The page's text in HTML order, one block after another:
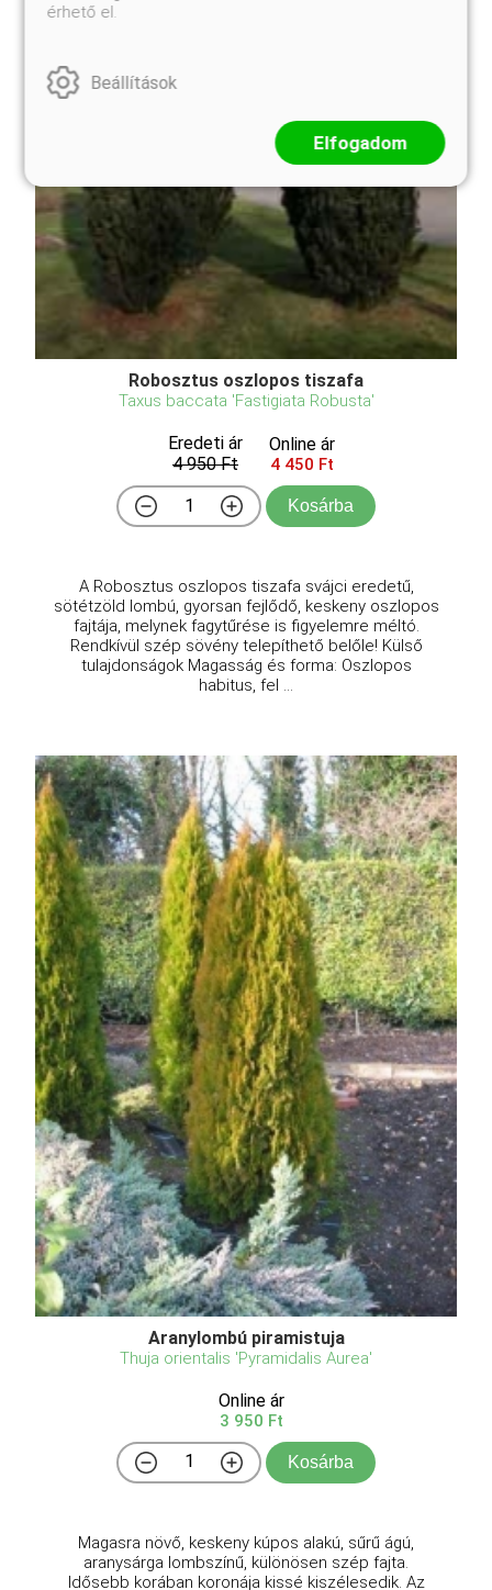
Robosztus oszlopos tiszafa
Taxus baccata 'Fastigiata Robusta'
Eredeti ár
4 950 Ft
Online ár
4 450 Ft
Kosárba
A Robosztus oszlopos tiszafa svájci eredetű,
sötétzöld lombú, gyorsan fejlődő, keskeny oszlopos
fajtája, melynek fagytűrése is figyelemre méltó.
Rendkívül szép sövény telepíthető belőle! Külső
tulajdonságok Magasság és forma: Oszlopos
habitus, fel ...
Aranylombú piramistuja
Thuja orientalis 'Pyramidalis Aurea'
Online ár
3 950 Ft
Kosárba
Magasra növő, keskeny kúpos alakú, sűrű ágú,
aranysárga lombszínű, különösen szép fajta.
Idősebb korában koronája kissé kiszélesedik. Az
érhető el.
Beállítások
Elfogadom